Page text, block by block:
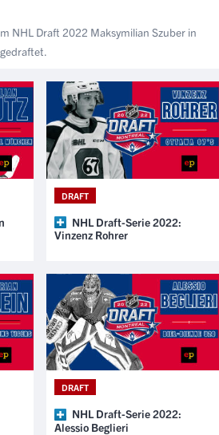
NHL Draft 2022 Maksymilian Szuber in
DRAFT
NHL Draft-Serie 2022:
Vinzenz Rohrer
DRAFT
NHL Draft-Serie 2022:
Alessio Beglieri